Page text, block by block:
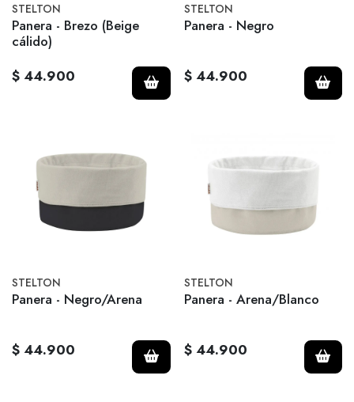
STELTON
Panera - Brezo (Beige
cálido)
$ 44.900
STELTON
Panera - Negro
$ 44.900
STELTON
Panera - Negro/Arena
$ 44.900
STELTON
Panera - Arena/Blanco
$ 44.900